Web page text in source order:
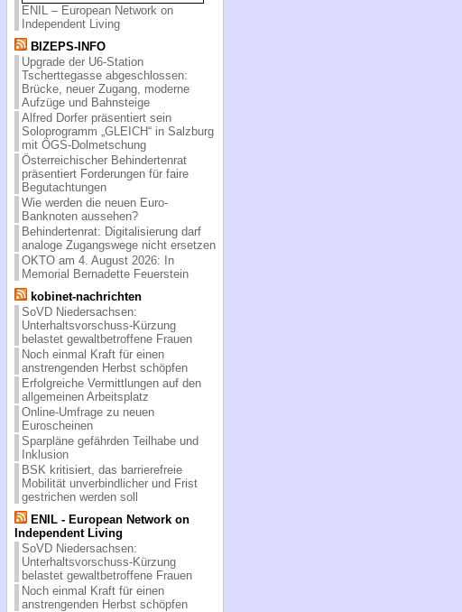
ENIL – European Network on
Independent Living
BIZEPS-INFO
Upgrade der U6-Station
Tscherttegasse abgeschlossen:
Brücke, neuer Zugang, moderne
Aufzüge und Bahnsteige
Alfred Dorfer präsentiert sein
Soloprogramm „GLEICH“ in Salzburg
mit ÖGS-Dolmetschung
Österreichischer Behindertenrat
präsentiert Forderungen für faire
Begutachtungen
Wie werden die neuen Euro-
Banknoten aussehen?
Behindertenrat: Digitalisierung darf
analoge Zugangswege nicht ersetzen
OKTO am 4. August 2026: In
Memorial Bernadette Feuerstein
kobinet-nachrichten
SoVD Niedersachsen:
Unterhaltsvorschuss-Kürzung
belastet gewaltbetroffene Frauen
Noch einmal Kraft für einen
anstrengenden Herbst schöpfen
Erfolgreiche Vermittlungen auf den
allgemeinen Arbeitsplatz
Online-Umfrage zu neuen
Euroscheinen
Sparpläne gefährden Teilhabe und
Inklusion
BSK kritisiert, das barrierefreie
Mobilität unverbindlicher und Frist
gestrichen werden soll
ENIL - European Network on
Independent Living
SoVD Niedersachsen:
Unterhaltsvorschuss-Kürzung
belastet gewaltbetroffene Frauen
Noch einmal Kraft für einen
anstrengenden Herbst schöpfen